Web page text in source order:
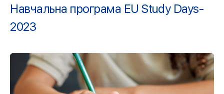
Навчальна програма EU Study Days-
2023